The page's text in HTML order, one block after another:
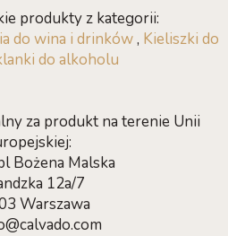
produkty z kategorii:
do wina i drinków, Kieliszki do
do alkoholu
za produkt na terenie Unii
Bożena Malska
12a/7
Warszawa